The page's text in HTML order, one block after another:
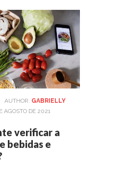
AUTHOR: GABRIELLY
AGOSTO DE 2021
verificar a
bebidas e